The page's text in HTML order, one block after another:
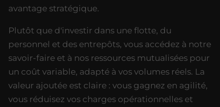
avantage stratégique.
Plutôt que d'investir dans une flotte, du
personnel et des entrepôts, vous accédez à notre
savoir-faire et à nos ressources mutualisées pour
un coût variable, adapté à vos volumes réels. La
valeur ajoutée est claire : vous gagnez en agilité,
vous réduisez vos charges opérationnelles et